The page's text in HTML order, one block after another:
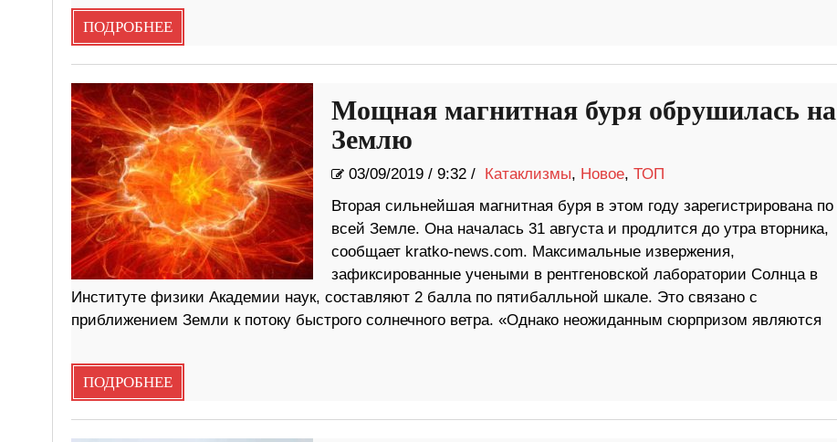
ПОДРОБНЕЕ
Мощная магнитная буря обрушилась на
Землю
03/09/2019/ 9:32 / Катаклизмы, Новое, ТОП
Вторая сильнейшая магнитная буря в этом году зарегистрирована по
всей Земле. Она началась 31 августа и продлится до утра вторника,
сообщает kratko-news.com. Максимальные извержения,
зафиксированные учеными в рентгеновской лаборатории Солнца в
Институте физики Академии наук, составляют 2 балла по пятибалльной шкале. Это связано с
приближением Земли к потоку быстрого солнечного ветра. «Однако неожиданным сюрпризом являются
ПОДРОБНЕЕ